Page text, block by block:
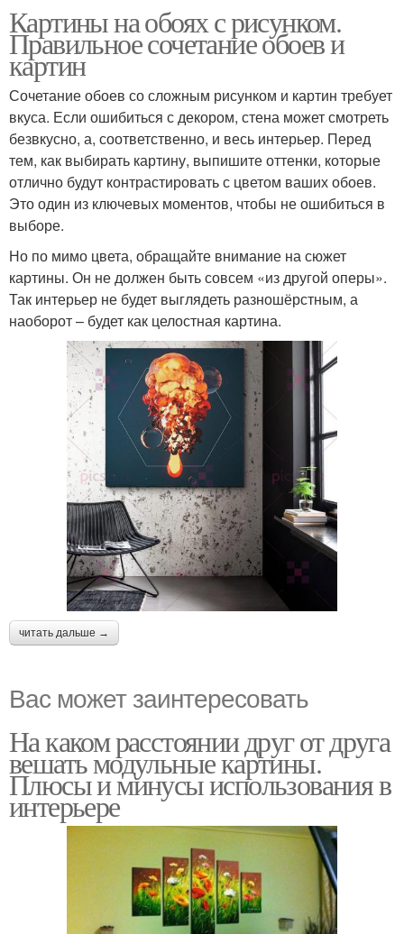
Картины на обоях с рисунком.
Правильное сочетание обоев и
картин
Сочетание обоев со сложным рисунком и картин требует
вкуса. Если ошибиться с декором, стена может смотреть
безвкусно, а, соответственно, и весь интерьер. Перед
тем, как выбирать картину, выпишите оттенки, которые
отлично будут контрастировать с цветом ваших обоев.
Это один из ключевых моментов, чтобы не ошибиться в
выборе.
Но по мимо цвета, обращайте внимание на сюжет
картины. Он не должен быть совсем «из другой оперы».
Так интерьер не будет выглядеть разношёрстным, а
наоборот – будет как целостная картина.
читать дальше →
Вас может заинтересовать
На каком расстоянии друг от друга
вешать модульные картины.
Плюсы и минусы использования в
интерьере